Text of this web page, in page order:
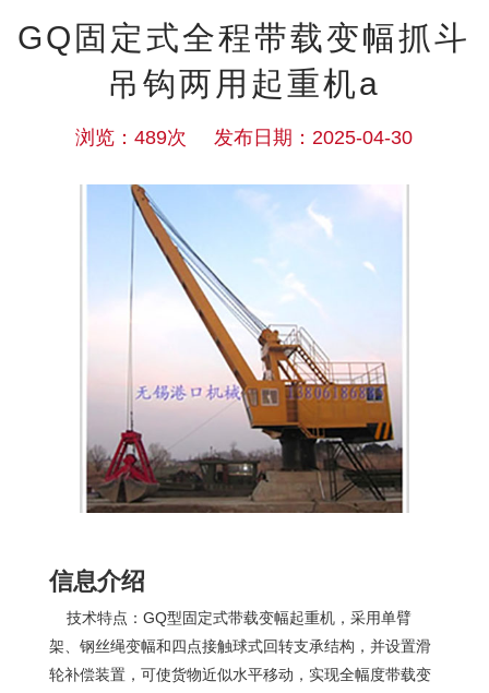
GQ固定式全程带载变幅抓斗
吊钩两用起重机a
浏览：489次 发布日期：2025-04-30
信息介绍
技术特点：GQ型固定式带载变幅起重机，采用单臂
架、钢丝绳变幅和四点接触球式回转支承结构，并设置滑
轮补偿装置，可使货物近似水平移动，实现全幅度带载变